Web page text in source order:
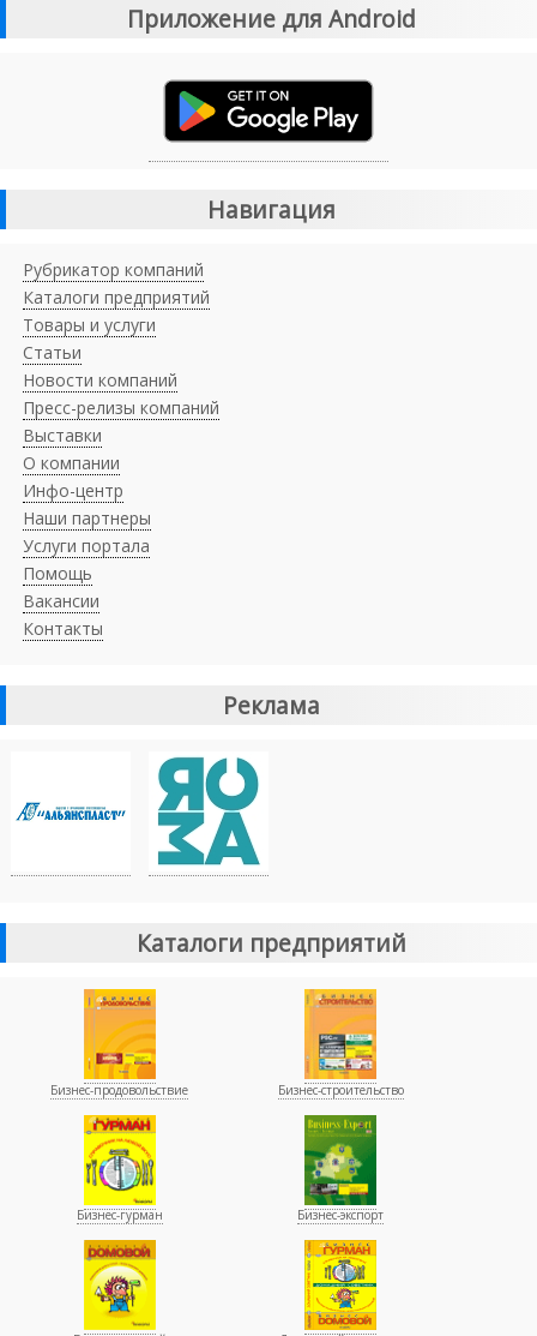
Приложение для Android
Навигация
Рубрикатор компаний
Каталоги предприятий
Товары и услуги
Статьи
Новости компаний
Пресс-релизы компаний
Выставки
О компании
Инфо-центр
Наши партнеры
Услуги портала
Помощь
Вакансии
Контакты
Реклама
Каталоги предприятий
Бизнес-продовольствие Бизнес-строительство
Бизнес-гурман Бизнес-экспорт